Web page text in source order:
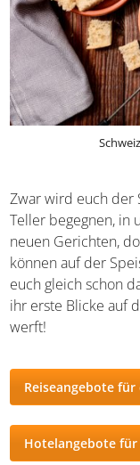
Zwar wird euch der
dem Teller
immer neuen
Köstlichkeiten
Wahrscheinlich
Mund zusammen,
Reiseangebote für
Hotelangebote für